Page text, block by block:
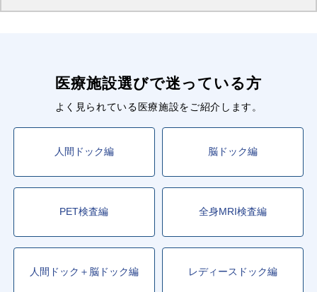
医療施設選びで迷っている方
よく見られている医療施設をご紹介します。
人間ドック編 脳ドック編
PET検査編 全身MRI検査編
人間ドック＋脳ドック編 レディースドック編